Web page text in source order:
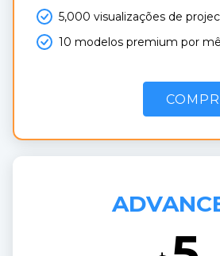
5,000 visualizações de
10 modelos premium por